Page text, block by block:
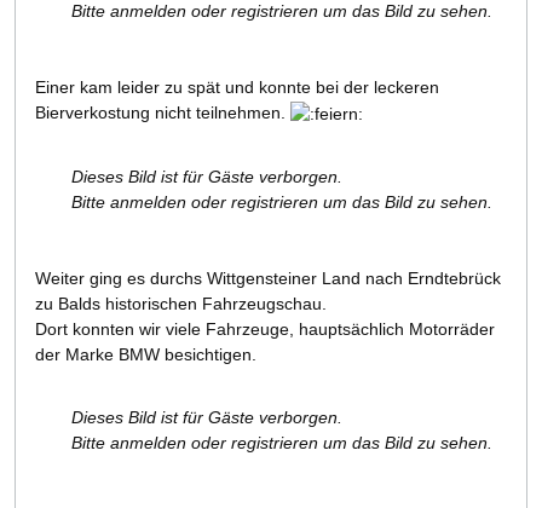
Bitte anmelden oder registrieren um das Bild zu sehen.
Einer kam leider zu spät und konnte bei der leckeren
Bierverkostung nicht teilnehmen.
Dieses Bild ist für Gäste verborgen.
Bitte anmelden oder registrieren um das Bild zu sehen.
Weiter ging es durchs Wittgensteiner Land nach Erndtebrück
zu Balds historischen Fahrzeugschau.
Dort konnten wir viele Fahrzeuge, hauptsächlich Motorräder
der Marke BMW besichtigen.
Dieses Bild ist für Gäste verborgen.
Bitte anmelden oder registrieren um das Bild zu sehen.